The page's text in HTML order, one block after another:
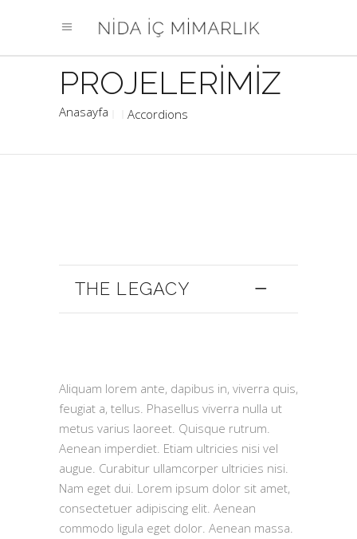
Accordions
THE LEGACY
Aliquam lorem ante, dapibus in, viverra quis,
feugiat a, tellus. Phasellus viverra nulla ut
metus varius laoreet. Quisque rutrum.
Aenean imperdiet. Etiam ultricies nisi vel
augue. Curabitur ullamcorper ultricies nisi.
Nam eget dui. Lorem ipsum dolor sit amet,
consectetuer adipiscing elit. Aenean
commodo ligula eget dolor. Aenean massa.